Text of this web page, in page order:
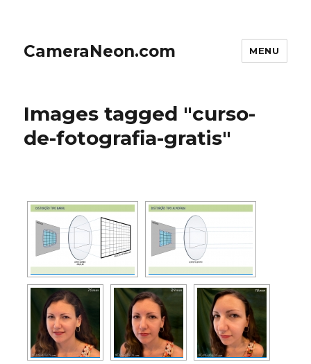
CameraNeon.com MENU
Images tagged "curso-
de-fotografia-gratis"